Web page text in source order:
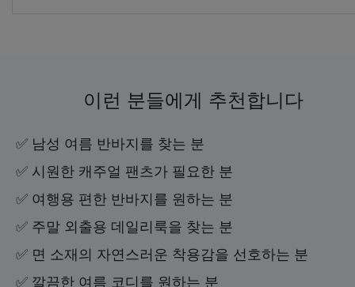
이런 분들에게 추천합니다
✅ 남성 여름 반바지를 찾는 분
✅ 시원한 캐주얼 팬츠가 필요한 분
✅ 여행용 편한 반바지를 원하는 분
✅ 주말 외출용 데일리룩을 찾는 분
✅ 면 소재의 자연스러운 착용감을 선호하는 분
✅ 깔끔한 여름 코디를 원하는 분